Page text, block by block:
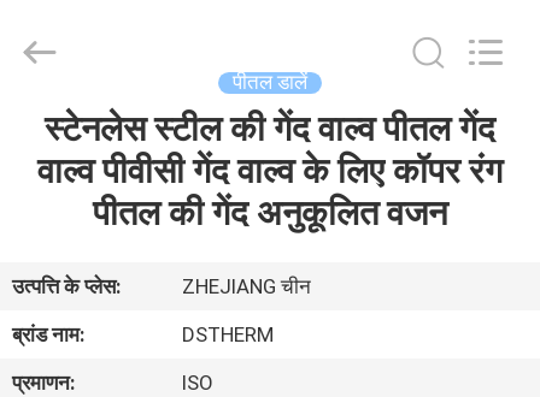
हमारे
बारे
में
LIMITED.
पीतल डालें
स्टेनलेस स्टील की गेंद वाल्व पीतल गेंद
वाल्व पीवीसी गेंद वाल्व के लिए कॉपर रंग
पीतल की गेंद अनुकूलित वजन
उत्पत्ति के प्लेस:
ZHEJIANG चीन
ब्रांड नाम:
DSTHERM
प्रमाणन:
ISO